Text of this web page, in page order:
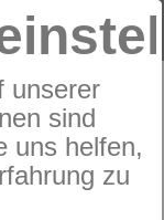
unserer
sind
uns helfen,
zu